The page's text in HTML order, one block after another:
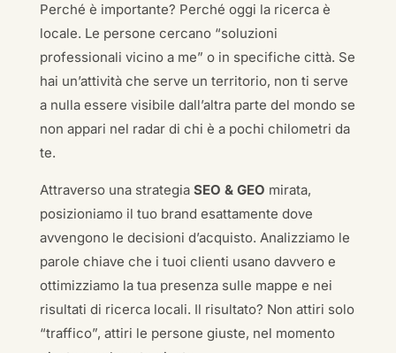
Perché è importante? Perché oggi la ricerca è
locale. Le persone cercano “soluzioni
professionali vicino a me” o in specifiche città. Se
hai un’attività che serve un territorio, non ti serve
a nulla essere visibile dall’altra parte del mondo se
non appari nel radar di chi è a pochi chilometri da
te.
Attraverso una strategia SEO & GEO mirata,
posizioniamo il tuo brand esattamente dove
avvengono le decisioni d’acquisto. Analizziamo le
parole chiave che i tuoi clienti usano davvero e
ottimizziamo la tua presenza sulle mappe e nei
risultati di ricerca locali. Il risultato? Non attiri solo
“traffico”, attiri le persone giuste, nel momento